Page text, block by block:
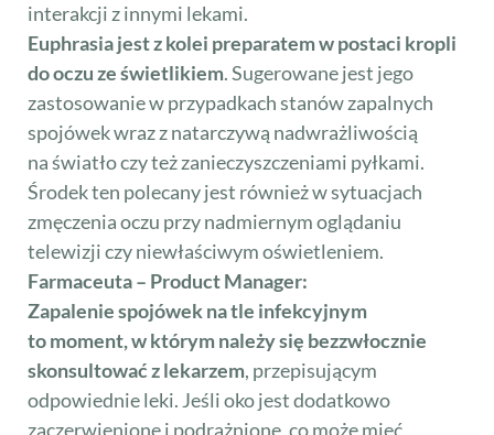
interakcji z innymi lekami.
Euphrasia jest z kolei preparatem w postaci kropli
do oczu ze świetlikiem. Sugerowane jest jego
zastosowanie w przypadkach stanów zapalnych
spojówek wraz z natarczywą nadwrażliwością
na światło czy też zanieczyszczeniami pyłkami.
Środek ten polecany jest również w sytuacjach
zmęczenia oczu przy nadmiernym oglądaniu
telewizji czy niewłaściwym oświetleniem.
Farmaceuta – Product Manager:
Zapalenie spojówek na tle infekcyjnym
to moment, w którym należy się bezzwłocznie
skonsultować z lekarzem, przepisującym
odpowiednie leki. Jeśli oko jest dodatkowo
zaczerwienione i podrażnione, co może mieć